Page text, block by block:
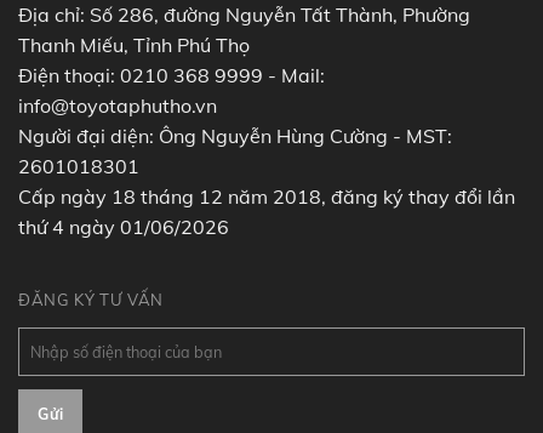
Địa chỉ: Số 286, đường Nguyễn Tất Thành, Phường
Thanh Miếu, Tỉnh Phú Thọ
Điện thoại: 0210 368 9999 - Mail:
info@toyotaphutho.vn
Người đại diện: Ông Nguyễn Hùng Cường - MST:
2601018301
Cấp ngày 18 tháng 12 năm 2018, đăng ký thay đổi lần
thứ 4 ngày 01/06/2026
ĐĂNG KÝ TƯ VẤN